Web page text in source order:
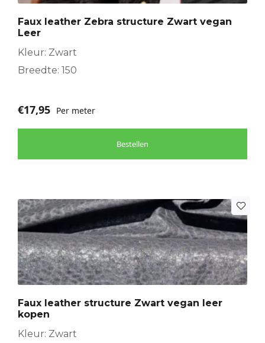
Faux leather Zebra structure Zwart vegan
Leer
Kleur: Zwart
Breedte: 150
€17,95 Per meter
Bestellen
Faux leather structure Zwart vegan leer
kopen
Kleur: Zwart